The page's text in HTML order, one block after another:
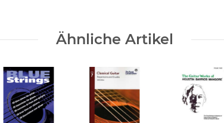
Ähnliche Artikel